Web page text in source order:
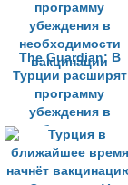
The Guardian: В
Турции расширят
программу
убеждения в
необходимости
вакцинации